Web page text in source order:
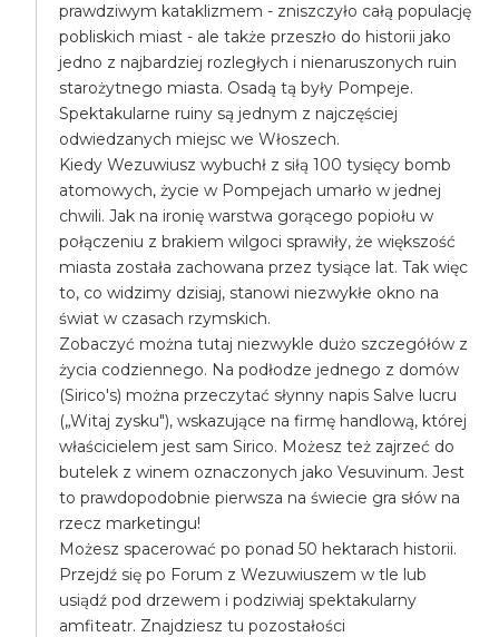
prawdziwym kataklizmem - zniszczyło całą populację
pobliskich miast - ale także przeszło do historii jako
jedno z najbardziej rozległych i nienaruszonych ruin
starożytnego miasta. Osadą tą były Pompeje.
Spektakularne ruiny są jednym z najczęściej
odwiedzanych miejsc we Włoszech.
Kiedy Wezuwiusz wybuchł z siłą 100 tysięcy bomb
atomowych, życie w Pompejach umarło w jednej
chwili. Jak na ironię warstwa gorącego popiołu w
połączeniu z brakiem wilgoci sprawiły, że większość
miasta została zachowana przez tysiące lat. Tak więc
to, co widzimy dzisiaj, stanowi niezwykłe okno na
świat w czasach rzymskich.
Zobaczyć można tutaj niezwykle dużo szczegółów z
życia codziennego. Na podłodze jednego z domów
(Sirico's) można przeczytać słynny napis Salve lucru
(„Witaj zysku"), wskazujące na firmę handlową, której
właścicielem jest sam Sirico. Możesz też zajrzeć do
butelek z winem oznaczonych jako Vesuvinum. Jest
to prawdopodobnie pierwsza na świecie gra słów na
rzecz marketingu!
Możesz spacerować po ponad 50 hektarach historii.
Przejdź się po Forum z Wezuwiuszem w tle lub
usiądź pod drzewem i podziwiaj spektakularny
amfiteatr. Znajdziesz tu pozostałości